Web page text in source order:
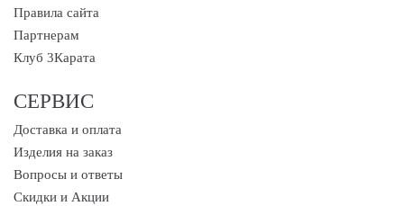
Правила сайта
Партнерам
Клуб 3Карата
СЕРВИС
Доставка и оплата
Изделия на заказ
Вопросы и ответы
Скидки и Акции